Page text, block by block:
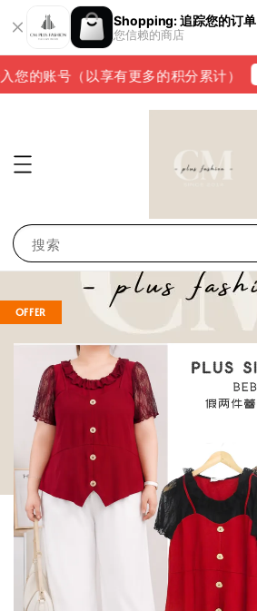
Shopping: 追踪您的订单
您信赖的商店
的账号（以享有更多的积分累计）
搜索
OFFER